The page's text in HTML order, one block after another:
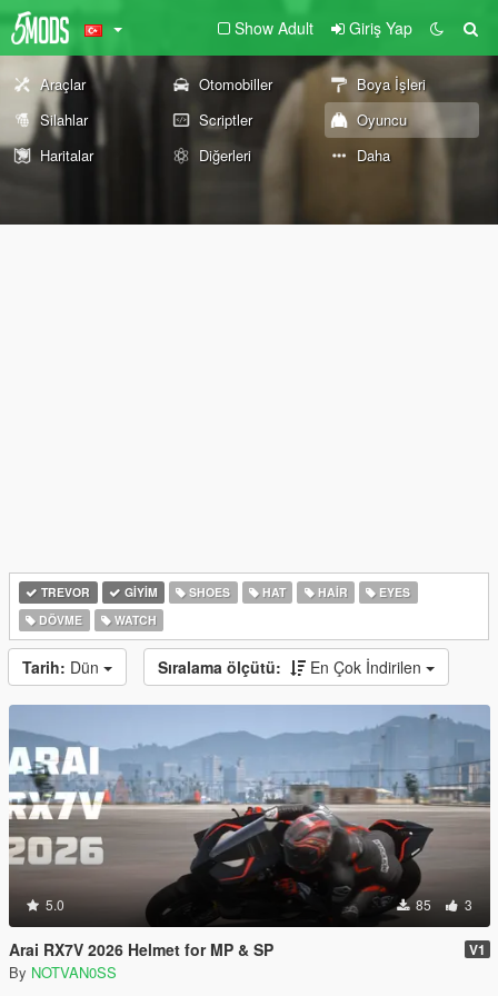
Show Adult Giriş Yap
Araçlar Otomobiller
Boya İşleri
Silahlar
Scriptler
Oyuncu
Haritalar
Diğerleri Daha
TREVOR GIYIM SHOES HAT HAIR
EYES
DÖVME
WATCH
Tarih: Dün Sıralama ölçütü: En Çok İndirilen
5.0 85 3
Arai RX7V 2026 Helmet for MP & SP V1
By NOTVAN0SS